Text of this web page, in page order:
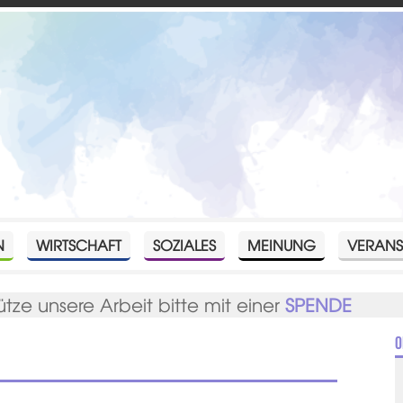
WIRTSCHAFT SOZIALES MEINUNG
unsere Arbeit bitte mit einerSPENDE